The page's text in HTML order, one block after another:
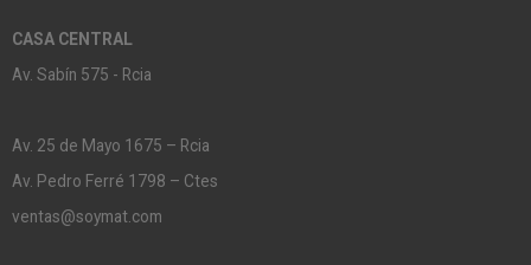
CASA CENTRAL
Av. Sabín 575 - Rcia
Av. 25 de Mayo 1675 – Rcia
Av. Pedro Ferré 1798 – Ctes
ventas@soymat.com